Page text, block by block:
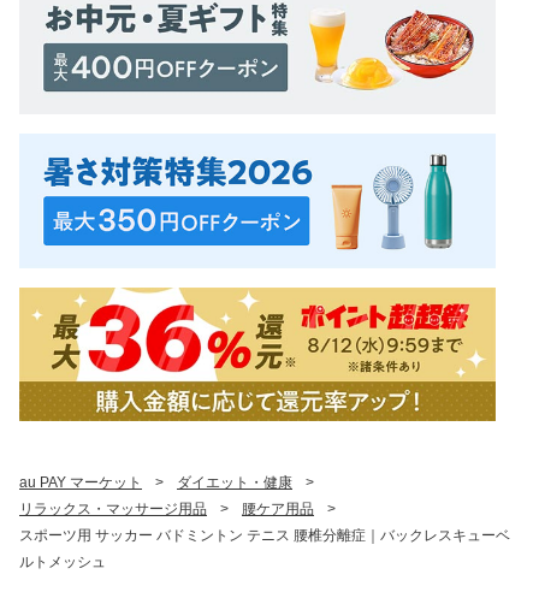
au PAY マーケット > ダイエット・健康
>
リラックス・マッサージ用品
> 腰ケア用品
>
スポーツ用 サッカー バドミントン テニス 腰椎分離症｜バックレスキューベ
ルトメッシュ